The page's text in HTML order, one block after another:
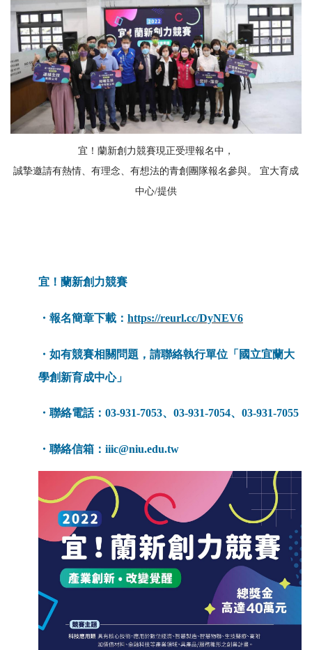
宜！蘭新創力競賽現正受理報名中，
誠摯邀請有熱情、有理念、有想法的青創團隊報名參與。 宜大育成
中心/提供
宜！蘭新創力競賽
・報名簡章下載： https://reurl.cc/DyNEV6
・如有競賽相關問題，請聯絡執行單位「國立宜蘭大
學創新育成中心」
・聯絡電話：03-931-7053、03-931-7054、03-931-7055
・聯絡信箱：iiic@niu.edu.tw